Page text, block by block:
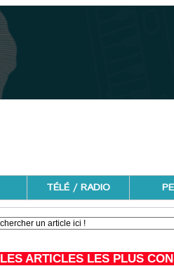
TÉLÉ / RADIO
LES ARTICLES LES PLUS